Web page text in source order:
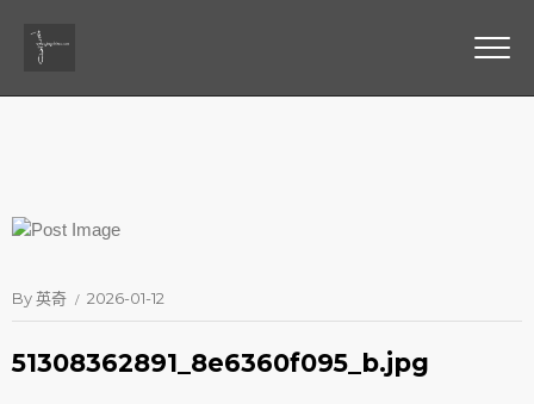
By英奇 2026-01-12
51308362891_8e6360f095_b.jpg